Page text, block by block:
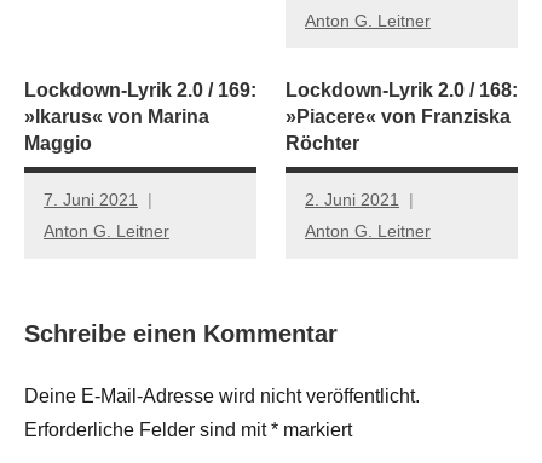
Anton G. Leitner
Lockdown-Lyrik 2.0 / 169:
»Ikarus« von Marina
Maggio
7. Juni 2021
Anton G. Leitner
Lockdown-Lyrik 2.0 / 168:
»Piacere« von Franziska
Röchter
2. Juni 2021
Anton G. Leitner
Schreibe einen Kommentar
Deine E-Mail-Adresse wird nicht veröffentlicht.
Erforderliche Felder sind mit* markiert